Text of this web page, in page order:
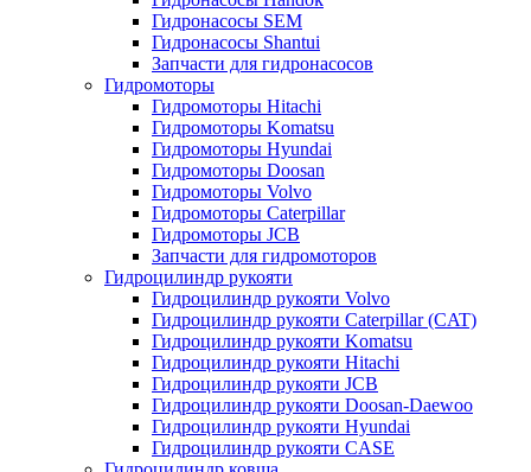
Гидронасосы SEM
Гидронасосы Shantui
Запчасти для гидронасосов
Гидромоторы
Гидромоторы Hitachi
Гидромоторы Komatsu
Гидромоторы Hyundai
Гидромоторы Doosan
Гидромоторы Volvo
Гидромоторы Caterpillar
Гидромоторы JCB
Запчасти для гидромоторов
Гидроцилиндр рукояти
Гидроцилиндр рукояти Volvo
Гидроцилиндр рукояти Caterpillar (CAT)
Гидроцилиндр рукояти Komatsu
Гидроцилиндр рукояти Hitachi
Гидроцилиндр рукояти JCB
Гидроцилиндр рукояти Doosan-Daewoo
Гидроцилиндр рукояти Hyundai
Гидроцилиндр рукояти CASE